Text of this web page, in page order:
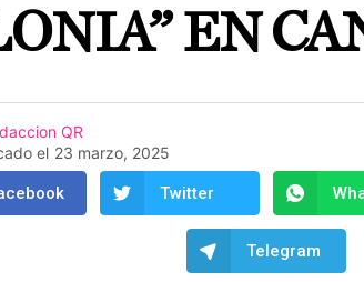
EN
QR
el 23 marzo, 2025
Twitter
Telegram